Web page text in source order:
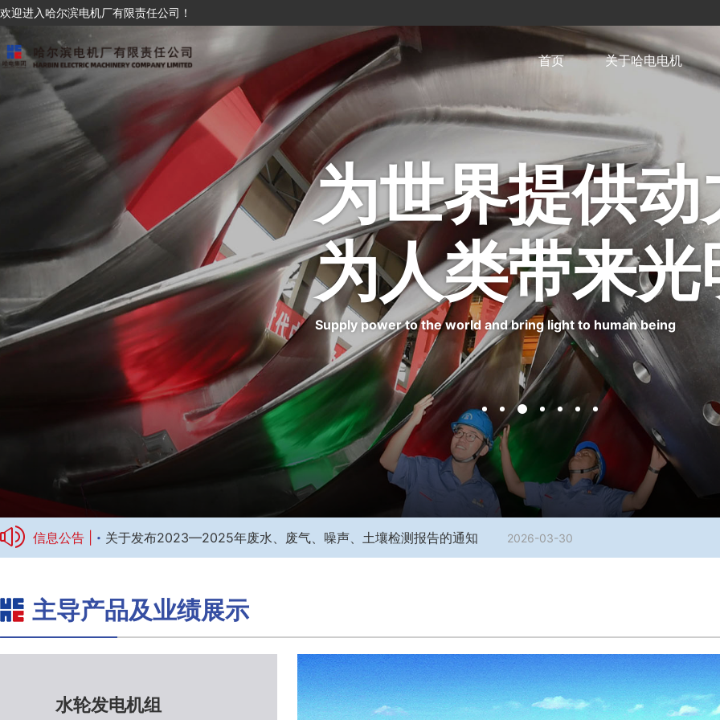
欢迎进入哈尔滨电机厂有限责任公司！
首页 关于哈电电机
为世界提供动
为人类带来光
Supply power to the world and bring light to human being
信息公告 | · 关于发布2023—2025年废水、废气、噪声、土壤检测报告的通知 2026-03-30
主导产品及业绩展示
水轮发电机组